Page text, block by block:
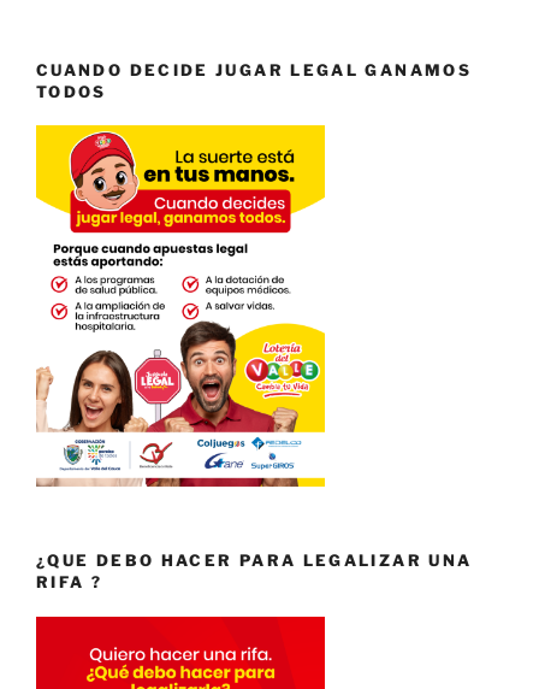
CUANDO DECIDE JUGAR LEGAL GANAMOS
TODOS
¿QUE DEBO HACER PARA LEGALIZAR UNA
RIFA ?